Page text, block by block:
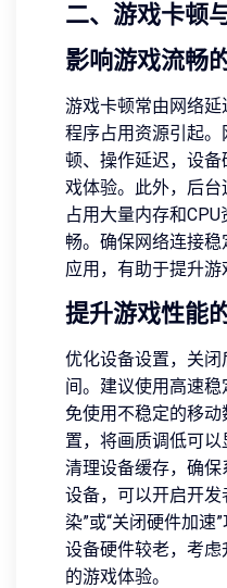
二、游戏卡顿
影响游戏流畅
游戏卡顿常由网络
程序占用资源引起
顿、操作延迟，设
戏体验。此外，后
占用大量内存和
畅。确保网络连接
应用，有助于提升游
提升游戏性能
优化设备设置，关
间。建议使用高速
免使用不稳定的移
置，将画质调低可
清理设备缓存，确
设备，可以开启开发
染”或“关闭硬件加速
设备硬件较老，考
的游戏体验。